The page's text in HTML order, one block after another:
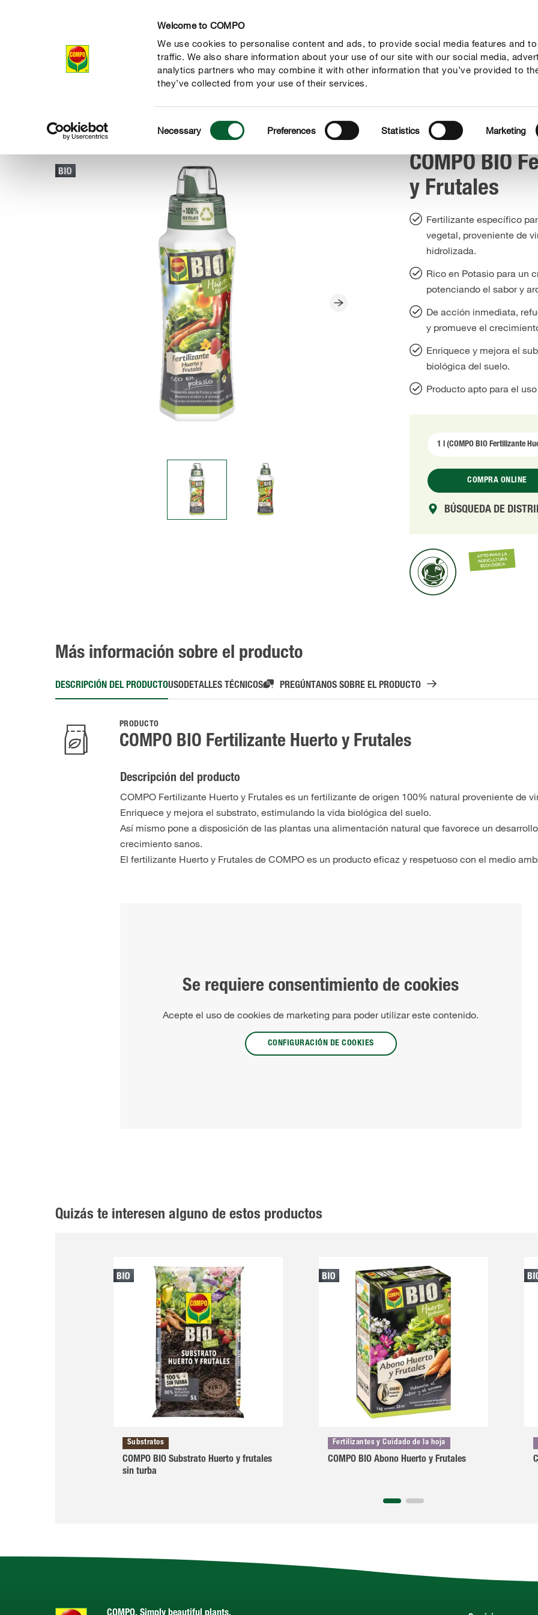
Welcome to COMPO
We use cookies to personalise content and ads, to provide social media features and
traffic. We also share information about your use of our site with our social media,
analytics partners who may combine it with other information that you’ve provided to
they’ve collected from your use of their services.
Selection
Necessary Preferences Statistics Marketing
Productos Consejos Mundo Compo Servicio Quienes somos
COMPOProductos Fertilizantes y Cuidado de la hoja BIO COMPO BIO Fertilizante Huerto y Frutales
COMPO BIO
y Frutales
Fertilizante específico
vegetal, proveniente de
hidrolizada.
Rico en Potasio para un
potenciando el sabor y
De acción inmediata,
y promueve el
Enriquece y mejora el
biológica del suelo.
Producto apto para el
COMPRA ONLINE
BÚSQUEDA DE
Más información sobre el producto
DESCRIPCIÓN DEL PRODUCTOUSODETALLES TÉCNICOS PREGÚNTANOS SOBRE EL PRODUCTO
PRODUCTO
COMPO BIO Fertilizante Huerto y Frutales
Descripción del producto
COMPO Fertilizante Huerto y Frutales es un fertilizante de origen 100% natural proveniente de
Enriquece y mejora el substrato, estimulando la vida biológica del suelo.
Así mismo pone a disposición de las plantas una alimentación natural que favorece un
crecimiento sanos.
El fertilizante Huerto y Frutales de COMPO es un producto eficaz y respetuoso con el medio
Se requiere consentimiento de cookies
Acepte el uso de cookies de marketing para poder utilizar este contenido.
CONFIGURACIÓN DE COOKIES
Quizás te interesen alguno de estos productos
Substratos
COMPO BIO Substrato Huerto y frutales
sin turba
Fertilizantes y Cuidado de la hoja
COMPO BIO Abono Huerto y Frutales